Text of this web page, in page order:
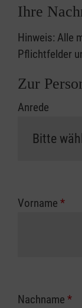
Ihre
Hinweis: Alle
Pflichtfelder
Zur
Anrede
Vorname *
Nachname *